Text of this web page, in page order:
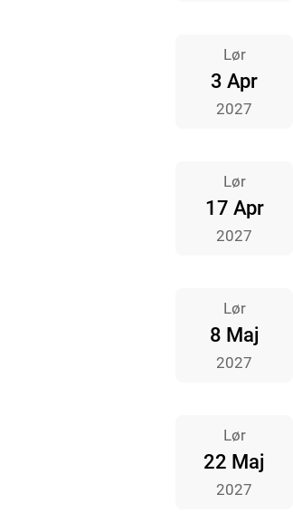
Lør
3 Apr
2027
Lør
17 Apr
2027
Lør
8 Maj
2027
Lør
22 Maj
2027